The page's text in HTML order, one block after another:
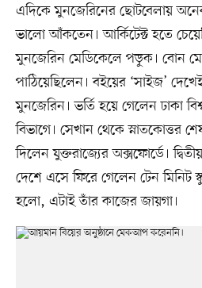
এদিকে মুনজেরিনের ছোটবেলায়
ভালো আঁকতেন। আর্কিটেক্ট হতে
মুনজেরিন মেডিকেলে পড়ুক। বোন
পাঠিয়েছিলেন। বইয়ের ‘সাইজ’
মুনজেরিন। ভর্তি হয়ে গেলেন ঢাকা
বিভাগে। সেখান থেকে স্নাতকোত্তর
দিলেন যুক্তরাজ্যের অক্সফোর্ডে।
দেশে এসে ফিরে গেলেন টেন মিনিট
হলো, এটাই তাঁর কাজের জায়গা।